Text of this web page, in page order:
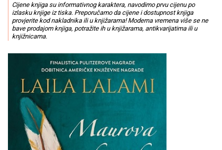
Cijene knjiga su informativnog karaktera, navodimo prvu cijenu po
izlasku knjige iz tiska. Preporučamo da cijene i dostupnost knjiga
provjerite kod nakladnika ili u knjižarama! Moderna vremena više se ne
bave prodajom knjiga, potražite ih u knjižarama, antikvarijatima ili u
knjižnicama.